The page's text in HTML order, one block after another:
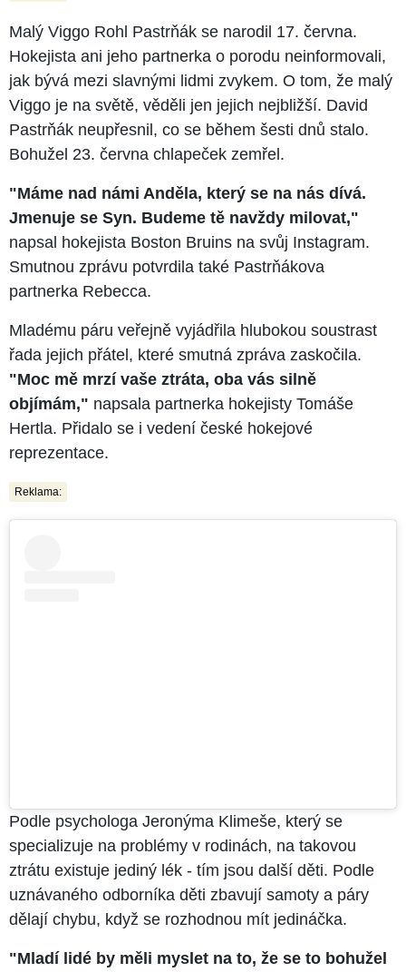
Malý Viggo Rohl Pastrňák se narodil 17. června.
Hokejista ani jeho partnerka o porodu neinformovali,
jak bývá mezi slavnými lidmi zvykem. O tom, že malý
Viggo je na světě, věděli jen jejich nejbližší. David
Pastrňák neupřesnil, co se během šesti dnů stalo.
Bohužel 23. června chlapeček zemřel.
"Máme nad námi Anděla, který se na nás dívá.
Jmenuje se Syn. Budeme tě navždy milovat,"
napsal hokejista Boston Bruins na svůj Instagram.
Smutnou zprávu potvrdila také Pastrňákova
partnerka Rebecca.
Mladému páru veřejně vyjádřila hlubokou soustrast
řada jejich přátel, které smutná zpráva zaskočila.
"Moc mě mrzí vaše ztráta, oba vás silně
objímám," napsala partnerka hokejisty Tomáše
Hertla. Přidalo se i vedení české hokejové
reprezentace.
Reklama:
Podle psychologa Jeronýma Klimeše, který se
specializuje na problémy v rodinách, na takovou
ztrátu existuje jediný lék - tím jsou další děti. Podle
uznávaného odborníka děti zbavují samoty a páry
dělají chybu, když se rozhodnou mít jedináčka.
"Mladí lidé by měli myslet na to, že se to bohužel